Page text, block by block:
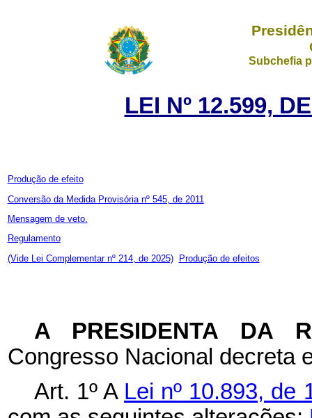
Subchefia
LEI Nº 12.599,
Produção de efeito
Conversão da Medida Provisória nº 545, de 2011
Mensagem de veto.
Regulamento
(Vide Lei Complementar nº 214, de 2025)
Produção de efeitos
A PRESIDENTA DA
Congresso Nacional decreta
Art. 1º A Lei nº 10.893, de